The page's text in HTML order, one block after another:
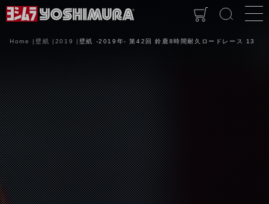
Home 壁紙 2019 壁紙 -2019年- 第42回 鈴鹿8時間耐久ロードレース 13